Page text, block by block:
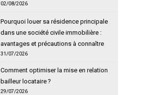
02/08/2026
Pourquoi louer sa résidence principale
dans une société civile immobilière :
avantages et précautions à connaître
31/07/2026
Comment optimiser la mise en relation
bailleur locataire ?
29/07/2026